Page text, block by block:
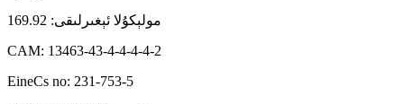
مولېكۇلا ئېغىرلىقى: 169.92
CAM: 13463-43-4-4-4-4-2
EineCs no: 231-753-5